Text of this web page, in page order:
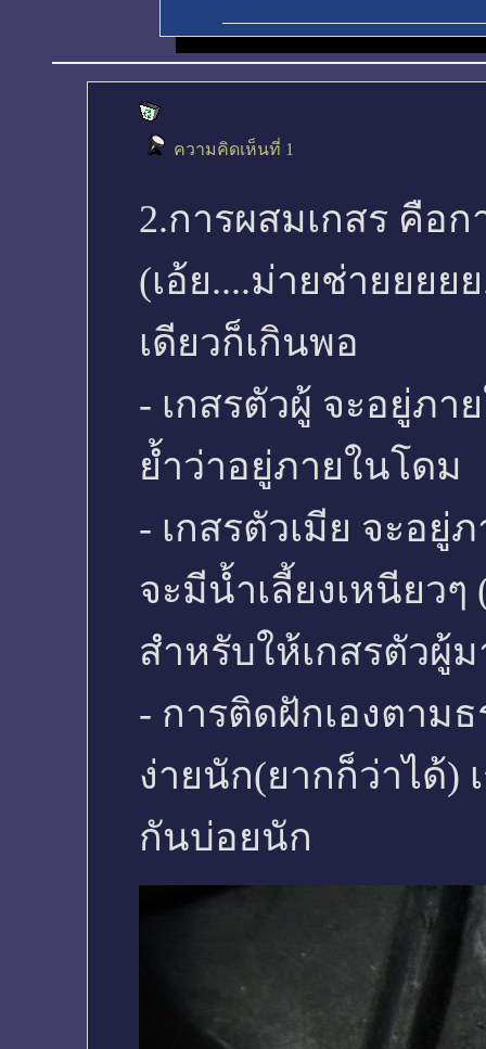
ความคิดเห็นที่ 1
2.การผสมเกสร คือ
(เอ้ย....ม่ายช่ายยยย
เดียวก็เกินพอ
- เกสรตัวผู้ จะอยู่ภา
ย้ำว่าอยู่ภายในโดม
- เกสรตัวเมีย จะอยู่
จะมีน้ำเลี้ยงเหนียว
สำหรับให้เกสรตัวผู้
- การติดฝักเองตาม
ง่ายนัก(ยากก็ว่าได้)
กันบ่อยนัก